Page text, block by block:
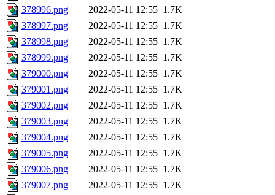
378996.png
2022-05-11 12:55 1.7K
378997.png
2022-05-11 12:55 1.7K
378998.png
2022-05-11 12:55 1.7K
378999.png
2022-05-11 12:55 1.7K
379000.png
2022-05-11 12:55 1.7K
379001.png
2022-05-11 12:55 1.7K
379002.png
2022-05-11 12:55 1.7K
379003.png
2022-05-11 12:55 1.7K
379004.png
2022-05-11 12:55 1.7K
379005.png
2022-05-11 12:55 1.7K
379006.png
2022-05-11 12:55 1.7K
379007.png
2022-05-11 12:55 1.7K